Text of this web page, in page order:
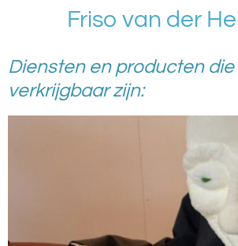
de
hoofdinhoud
Friso van der
Diensten en producten die
verkrijgbaar zijn: